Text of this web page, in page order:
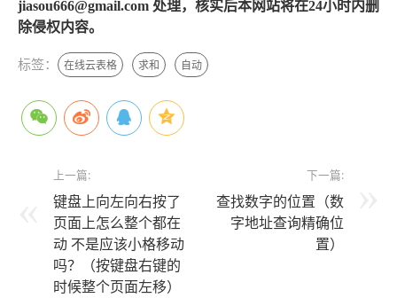
jiasou666@gmail.com 处理，核实后本网站将在24小时内删
除侵权内容。
标签： 在线云表格 求和 自动
上一篇:
键盘上向左向右按了
页面上怎么整个都在
动 不是应该小格移动
吗？（按键盘右键的
时候整个页面左移）
下一篇:
查找数字的位置（数
字地址查询精确位
置）